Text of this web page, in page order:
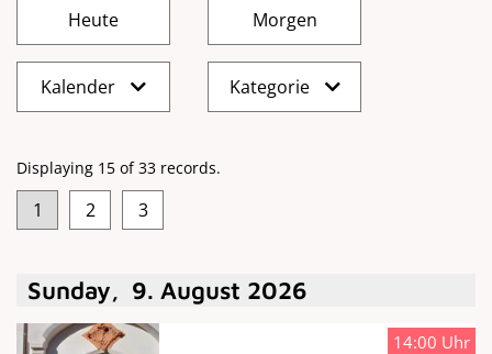
Kalender Kategorie
Displaying 15 of 33 records.
1 2 3
Sunday, 9. August 2026
14:00 Uhr